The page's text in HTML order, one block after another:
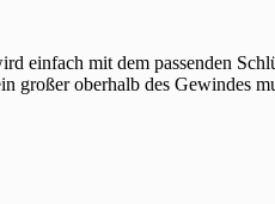
einfach mit dem passenden
oberhalb des Gewindes